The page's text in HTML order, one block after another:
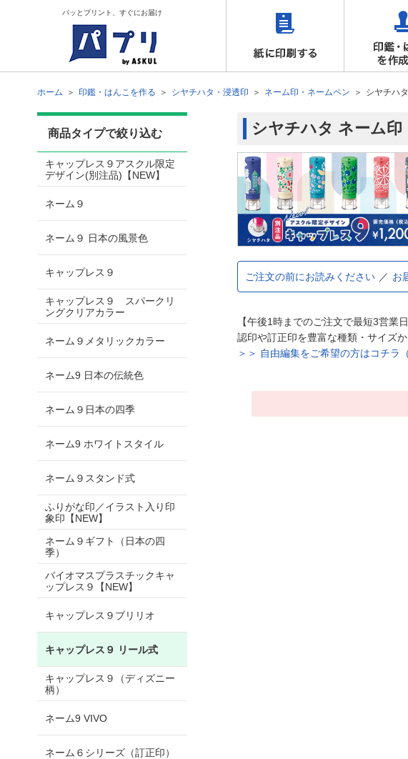
パッとプリント、すぐにお届け
ホーム 印鑑・はんこを作る シヤチハタ・浸透印 ネーム印・ネームペン シヤチハ
商品タイプで絞り込む
キャップレス９アスクル限定
デザイン(別注品)【NEW】
ネーム９
ネーム９ 日本の風景色
キャップレス９
キャップレス９ スパークリ
ングクリアカラー
ネーム９メタリックカラー
ネーム9 日本の伝統色
ネーム９日本の四季
ネーム9 ホワイトスタイル
ネーム９スタンド式
ふりがな印／イラスト入り印
象印【NEW】
ネーム９ギフト（日本の四
季）
バイオマスプラスチックキャ
ップレス９【NEW】
キャップレス９ブリリオ
キャップレス９ リール式
キャップレス９（ディズニー
柄）
ネーム9 VIVO
ネーム６シリーズ（訂正印）
シヤチハタ ネーム印
ご注文の前にお読みください お
【午後1時までのご注文で最短3営
認印や訂正印を豊富な種類・サイズ
＞＞ 自由編集をご希望の方はコチラ